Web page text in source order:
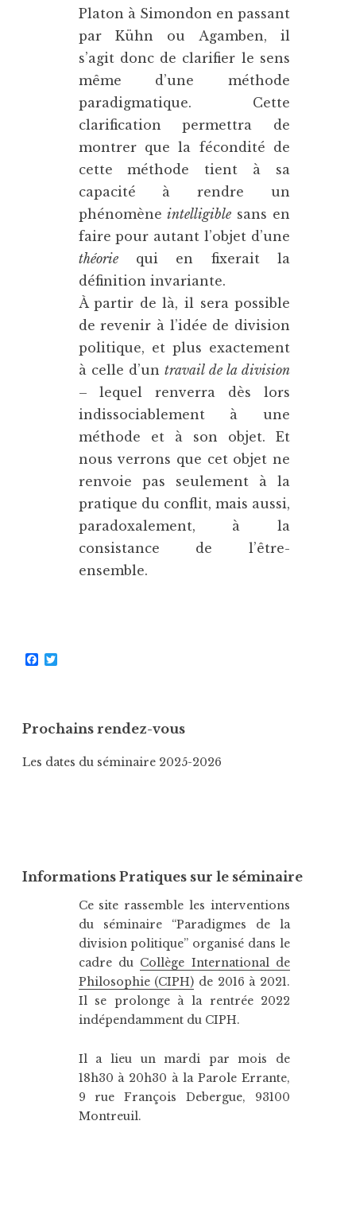
Platon à Simondon en passant
par Kühn ou Agamben, il
s’agit donc de clarifier le sens
même d’une méthode
paradigmatique. Cette
clarification permettra de
montrer que la fécondité de
cette méthode tient à sa
capacité à rendre un
phénomèneintelligible sans en
faire pour autant l’objet d’une
théoriequi en fixerait la
définition invariante.
À partir de là, il sera possible
de revenir à l’idée de division
politique, et plus exactement
à celle d’untravail de la division
– lequel renverra dès lors
indissociablement à une
méthode et à son objet. Et
nous verrons que cet objet ne
renvoie pas seulement à la
pratique du conflit, mais aussi,
paradoxalement, à la
consistance de l’être-
ensemble.
F
o
o
e
r
Prochains rendez-vous
Les dates du séminaire 2025-2026
Informations Pratiques sur le séminaire
Ce site rassemble les interventions
du séminaire “Paradigmes de la
division politique” organisé dans le
cadre du Collège International de
Philosophie (CIPH) de 2016 à 2021.
Il se prolonge à la rentrée 2022
indépendamment du CIPH.
Il a lieu un mardi par mois de
18h30 à 20h30 à la Parole Errante,
9 rue François Debergue, 93100
Montreuil.